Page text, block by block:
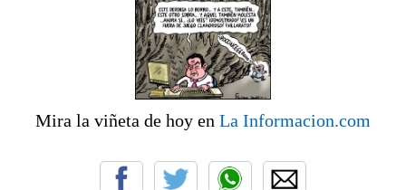
Mira la viñeta de hoy en La Informacion.com